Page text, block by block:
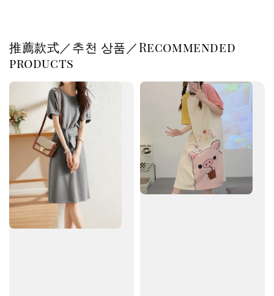
推薦款式／추천 상품／Recommended
products